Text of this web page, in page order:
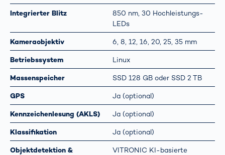
Integrierter Blitz
850 nm, 30 Hochleistungs-
LEDs
Kameraobjektiv 6, 8, 12, 16, 20, 25, 35 mm
Betriebssystem Linux
Massenspeicher SSD 128 GB oder SSD 2 TB
GPS Ja (optional)
Kennzeichenlesung (AKLS) Ja (optional)
Klassifikation Ja (optional)
Objektdetektion &
VITRONIC KI-basierte